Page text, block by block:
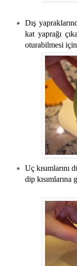
Dış
kat yaprağı
oturabilmesi
Uç kısımlarını
dip kısımlarına